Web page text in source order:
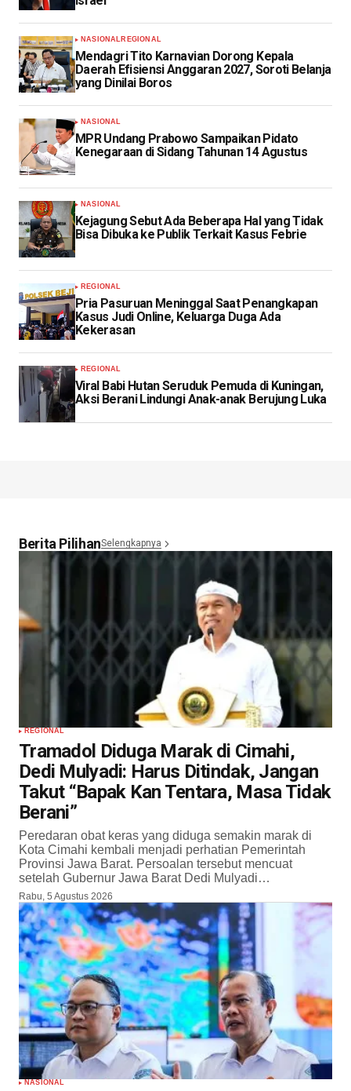
NASIONAL REGIONAL
Mendagri Tito Karnavian Dorong Kepala
Daerah Efisiensi Anggaran 2027, Soroti Belanja
yang Dinilai Boros
NASIONAL
MPR Undang Prabowo Sampaikan Pidato
Kenegaraan di Sidang Tahunan 14 Agustus
NASIONAL
Kejagung Sebut Ada Beberapa Hal yang Tidak
Bisa Dibuka ke Publik Terkait Kasus Febrie
REGIONAL
Pria Pasuruan Meninggal Saat Penangkapan
Kasus Judi Online, Keluarga Duga Ada
Kekerasan
REGIONAL
Viral Babi Hutan Seruduk Pemuda di Kuningan,
Aksi Berani Lindungi Anak-anak Berujung Luka
Berita PilihanSelengkapnya
REGIONAL
Tramadol Diduga Marak di Cimahi,
Dedi Mulyadi: Harus Ditindak, Jangan
Takut “Bapak Kan Tentara, Masa Tidak
Berani”
Peredaran obat keras yang diduga semakin marak di
Kota Cimahi kembali menjadi perhatian Pemerintah
Provinsi Jawa Barat. Persoalan tersebut mencuat
setelah Gubernur Jawa Barat Dedi Mulyadi…
Rabu, 5 Agustus 2026
NASIONAL